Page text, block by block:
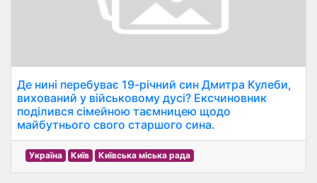
Де нині перебуває 19-річний син Дмитра Кулеби,
вихований у військовому дусі? Ексчиновник
поділився сімейною таємницею щодо
майбутнього свого старшого сина.
Україна Київ Київська міська рада